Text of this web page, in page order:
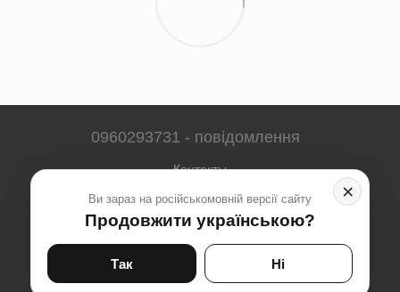
0960293731 - повідомлення
Контакты
Полная версия сайта
Карта сайта
×
Ви зараз на російськомовній версії сайту
Продовжити українською?
Так Ні